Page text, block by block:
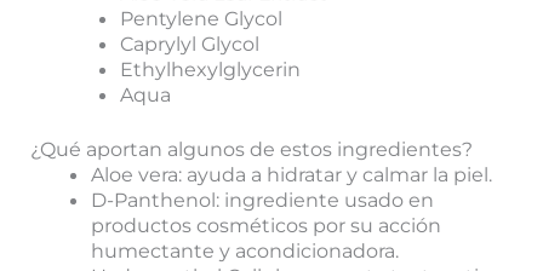
Pentylene Glycol
Caprylyl Glycol
Ethylhexylglycerin
Aqua
¿Qué aportan algunos de estos ingredientes?
Aloe vera: ayuda a hidratar y calmar la piel.
D-Panthenol: ingrediente usado en
productos cosméticos por su acción
humectante y acondicionadora.